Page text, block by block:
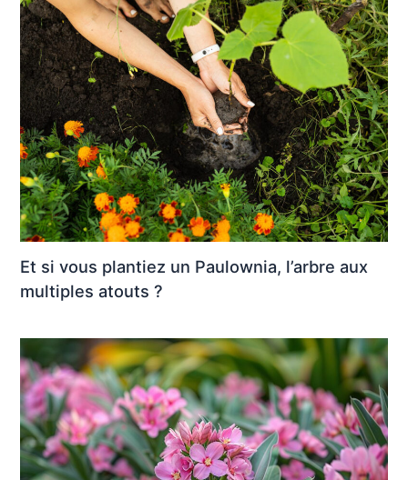
Et si vous plantiez un Paulownia, l’arbre aux
multiples atouts ?